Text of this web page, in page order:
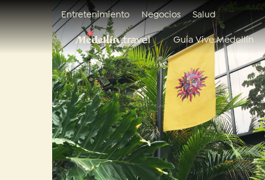
Entretenimiento Negocios Salud
Guía Vive Medellín